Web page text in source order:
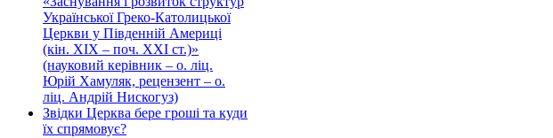
Української Греко-Католицької
Церкви у Південній Америці
(кін. ХІХ – поч. ХХІ ст.)»
(науковий керівник – о. ліц.
Юрій Хамуляк, рецензент – о.
ліц. Андрій Нискогуз)
Звідки Церква бере гроші та куди
їх спрямовує?